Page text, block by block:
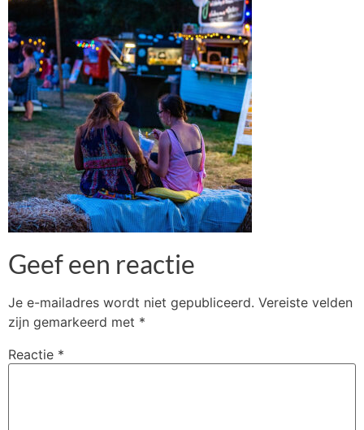
Geef een reactie
Je e-mailadres wordt niet gepubliceerd. Vereiste velden
zijn gemarkeerd met *
Reactie *